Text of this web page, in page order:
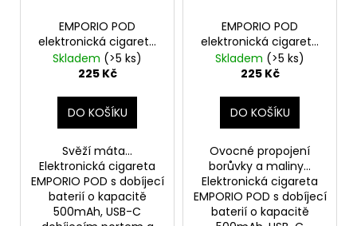
EMPORIO POD
elektronická cigareta
500mAh Fresh Mint
20mg
Skladem (>5 ks)
225 Kč
DO KOŠÍKU
Svěží máta...
Elektronická cigareta
EMPORIO POD s dobíjecí
baterií o kapacitě
500mAh, USB-C
EMPORIO POD
elektronická cigareta
500mAh Blueberry &
Raspberry 20mg
Skladem (>5 ks)
225 Kč
DO KOŠÍKU
Ovocné propojení
borůvky a maliny...
Elektronická cigareta
EMPORIO POD s dobíjecí
baterií o kapacitě